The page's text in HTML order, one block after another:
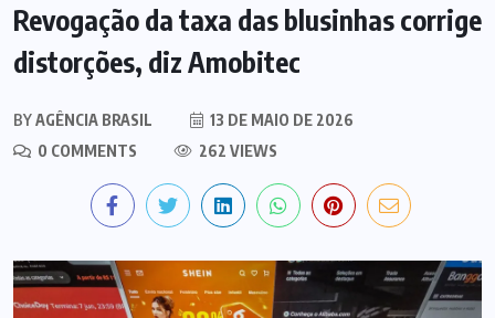
Revogação da taxa das blusinhas corrige
distorções, diz Amobitec
BYAGÊNCIA BRASIL
13 DE MAIO DE 2026
0 COMMENTS
262 VIEWS